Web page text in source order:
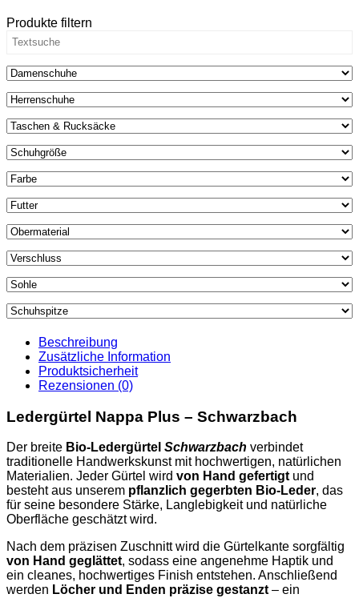
Schwarzbach
Menge
Produkte filtern
Beschreibung
Zusätzliche Information
Produktsicherheit
Rezensionen (0)
Ledergürtel Nappa Plus – Schwarzbach
Der breite Bio-Ledergürtel Schwarzbach verbindet
traditionelle Handwerkskunst mit hochwertigen, natürlichen
Materialien. Jeder Gürtel wird von Hand gefertigt und
besteht aus unserem pflanzlich gegerbten Bio-Leder, das
für seine besondere Stärke, Langlebigkeit und natürliche
Oberfläche geschätzt wird.
Nach dem präzisen Zuschnitt wird die Gürtelkante sorgfältig
von Hand geglättet, sodass eine angenehme Haptik und
ein cleanes, hochwertiges Finish entstehen. Anschließend
werden Löcher und Enden präzise gestanzt – ein